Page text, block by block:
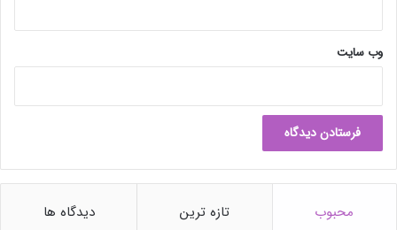
وب‌ سایت
محبوب تازه ترین دیدگاه ها